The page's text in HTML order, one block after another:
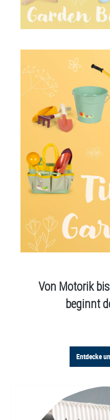
Von Motorik
beginnt
Entdecke